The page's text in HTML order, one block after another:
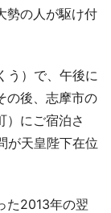
勢の人が駆け付
う）で、午後に
の後、志摩市の
）にご宿泊さ
が天皇陛下在位
た2013年の翌